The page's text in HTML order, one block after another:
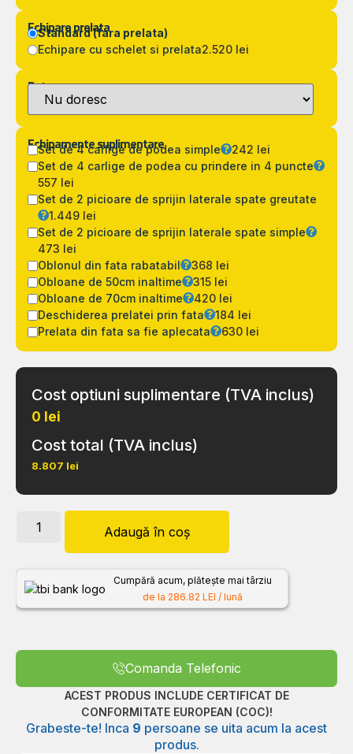
Echipare prelata
Standard (fara prelata)
Echipare cu schelet si prelata2.520 lei
Detarare
Echipamente suplimentare
Set de 4 carlige de podea simple
242 lei
Set de 4 carlige de podea cu prindere in 4 puncte
557 lei
Set de 2 picioare de sprijin laterale spate greutate
1.449 lei
Set de 2 picioare de sprijin laterale spate simple
473 lei
Oblonul din fata rabatabil
368 lei
Obloane de 50cm inaltime
315 lei
Obloane de 70cm inaltime
420 lei
Deschiderea prelatei prin fata
184 lei
Prelata din fata sa fie aplecata
630 lei
Cost optiuni suplimentare (TVA inclus)
0 lei
Cost total (TVA inclus)
8.807 lei
Adaugă în coș
Cumpără acum, plătește mai târziu
de la 286.82 LEI / lună
Comanda Telefonic
ACEST PRODUS INCLUDE CERTIFICAT DE
CONFORMITATE EUROPEAN (COC)!
Grabeste-te! Inca 9 persoane se uita acum la acest
produs.